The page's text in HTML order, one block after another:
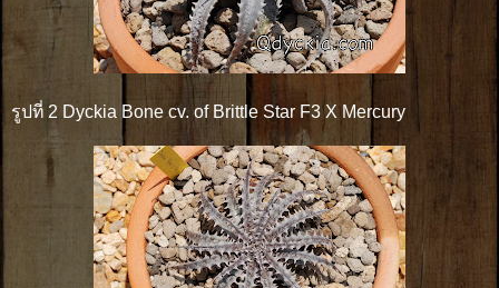
รูปที่ 2 Dyckia Bone cv. of Brittle Star F3 X Mercury